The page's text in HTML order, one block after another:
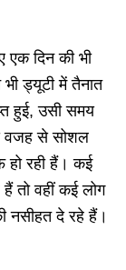
एक दिन की भी
ड्यूटी में तैनात
हुई, उसी समय
वजह से सोशल
हो रही हैं। कई
तो वहीं कई लोग
नसीहत दे रहे हैं।